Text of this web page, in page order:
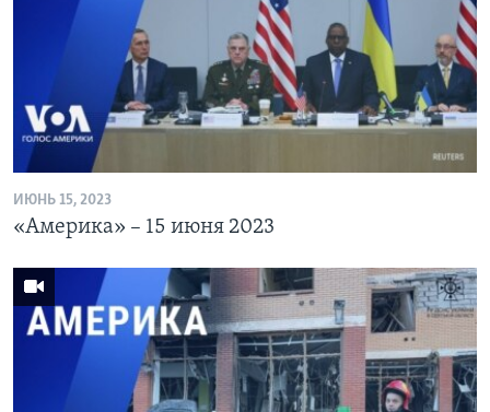
ИЮНЬ 15, 2023
«Америка» – 15 июня 2023